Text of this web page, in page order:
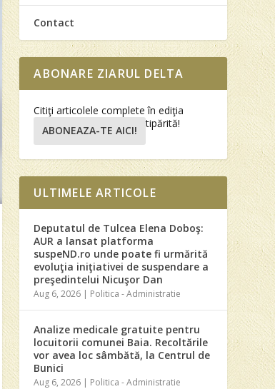
Contact
ABONARE ZIARUL DELTA
Citiţi articolele complete în ediţia
tipărită!
ABONEAZA-TE AICI!
ULTIMELE ARTICOLE
Deputatul de Tulcea Elena Doboş:
AUR a lansat platforma
suspeND.ro unde poate fi urmărită
evoluţia iniţiativei de suspendare a
preşedintelui Nicuşor Dan
Aug 6, 2026 | Politica - Administratie
Analize medicale gratuite pentru
locuitorii comunei Baia. Recoltările
vor avea loc sâmbătă, la Centrul de
Bunici
Aug 6, 2026 | Politica - Administratie